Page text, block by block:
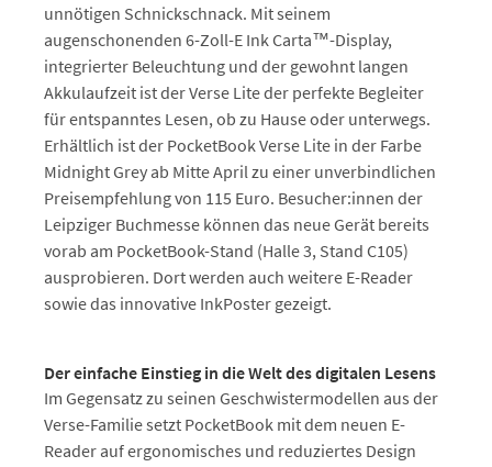
unnötigen Schnickschnack. Mit seinem
augenschonenden 6-Zoll-E Ink Carta™-Display,
integrierter Beleuchtung und der gewohnt langen
Akkulaufzeit ist der Verse Lite der perfekte Begleiter
für entspanntes Lesen, ob zu Hause oder unterwegs.
Erhältlich ist der PocketBook Verse Lite in der Farbe
Midnight Grey ab Mitte April zu einer unverbindlichen
Preisempfehlung von 115 Euro. Besucher:innen der
Leipziger Buchmesse können das neue Gerät bereits
vorab am PocketBook-Stand (Halle 3, Stand C105)
ausprobieren. Dort werden auch weitere E-Reader
sowie das innovative InkPoster gezeigt.
Der einfache Einstieg in die Welt des digitalen Lesens
Im Gegensatz zu seinen Geschwistermodellen aus der
Verse-Familie setzt PocketBook mit dem neuen E-
Reader auf ergonomisches und reduziertes Design